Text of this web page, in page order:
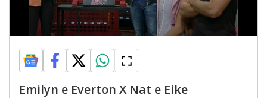
Emilyn e Everton X Nat e Eike